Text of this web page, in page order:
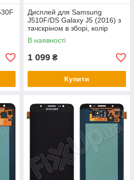
Дисплей для Samsung
J510F/DS Galaxy J5 (2016) з
тачскріном в зборі, колір
чорний, OLED, 5"
В наявності
1 099 ₴
Купити